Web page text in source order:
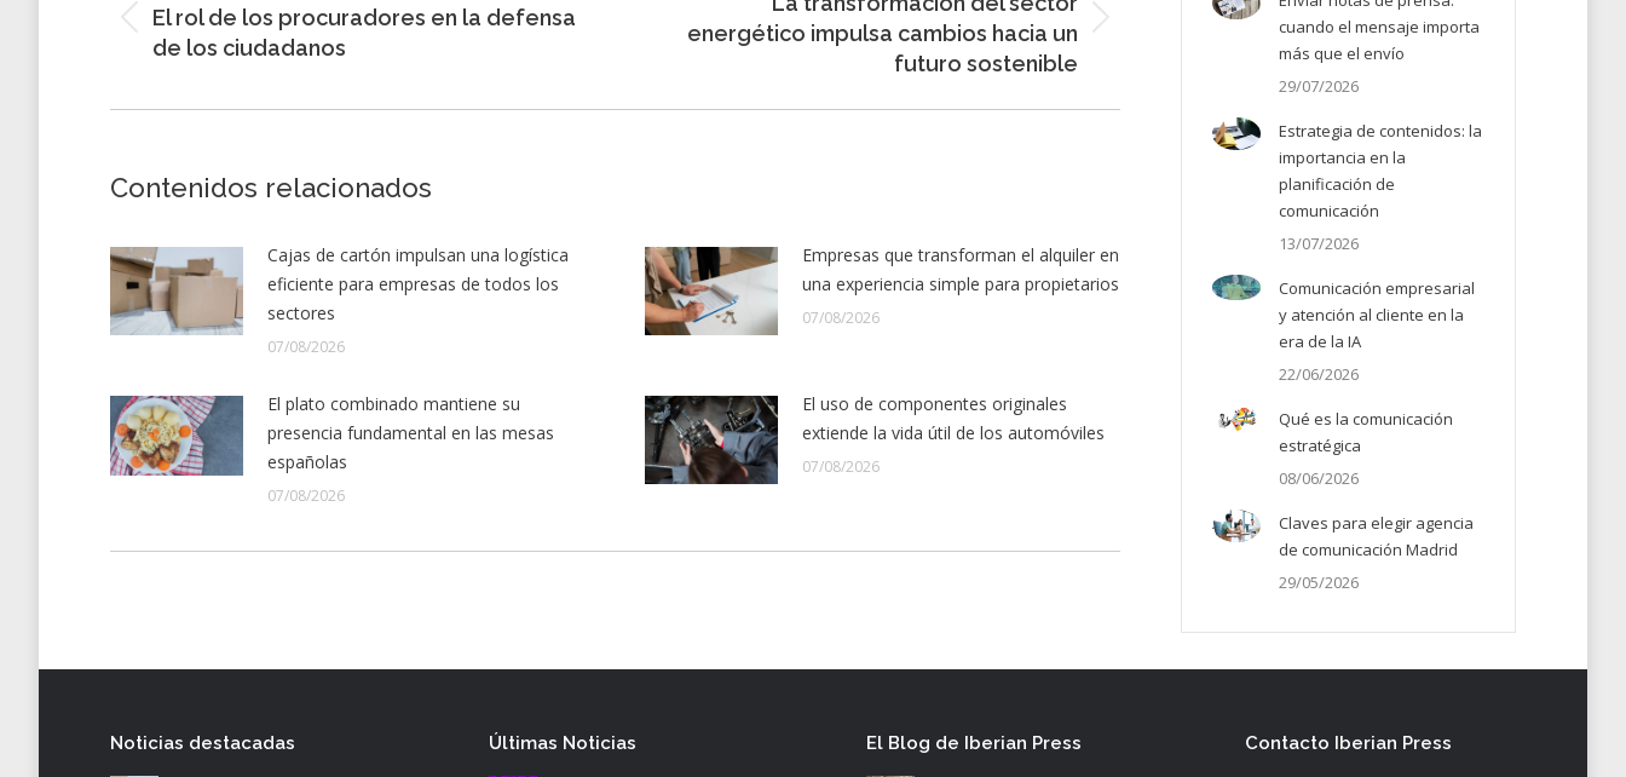
entradas
Entrada
anterior:
El rol de los procuradores en la defensa
de los ciudadanos
Entradaenergético impulsa cambios hacia un
futuro sostenible
Contenidos relacionados
Cajas de cartón impulsan una logística
eficiente para empresas de todos los
sectores
07/08/2026
Empresas que transforman el alquiler en
una experiencia simple para propietarios
07/08/2026
El plato combinado mantiene su
presencia fundamental en las mesas
españolas
07/08/2026
El uso de componentes originales
extiende la vida útil de los automóviles
07/08/2026
cuando el mensaje importa
más que el envío
29/07/2026
Estrategia de contenidos: la
importancia en la
planificación de
comunicación
13/07/2026
Comunicación empresarial
y atención al cliente en la
era de la IA
22/06/2026
Qué es la comunicación
estratégica
08/06/2026
Claves para elegir agencia
de comunicación Madrid
29/05/2026
Noticias destacadas Últimas Noticias El Blog de Iberian Press Contacto Iberian Press